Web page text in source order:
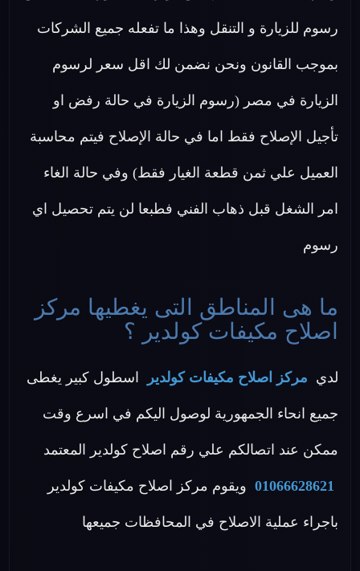
رسوم للزيارة و التنقل وهذا ما تفعله جميع الشركات
بموجب القانون ونحن نضمن لك اقل سعر لرسوم
الزيارة في مصر (رسوم الزيارة في حالة رفض او
تأجيل الإصلاح فقط اما في حالة الإصلاح فيتم محاسبة
العميل علي ثمن قطعة الغيار فقط) وفي حالة الغاء
امر الشغل قبل ذهاب الفني فطبعا لن يتم تحصيل اي
رسوم
ما هى المناطق التى يغطيها مركز
اصلاح مكيفات كولدير ؟
لدي مركز اصلاح مكيفات كولدير اسطول كبير يغطى
جميع انحاء الجمهورية لوصول اليكم في اسرع وقت
ممكن عند اتصالكم علي رقم اصلاح كولدير المعتمد
01066628621 ويقوم مركز اصلاح مكيفات كولدير
باجراء عملية الاصلاح في المحافظات جميعها